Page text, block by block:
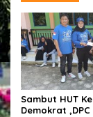
Sambut HUT
Demokrat